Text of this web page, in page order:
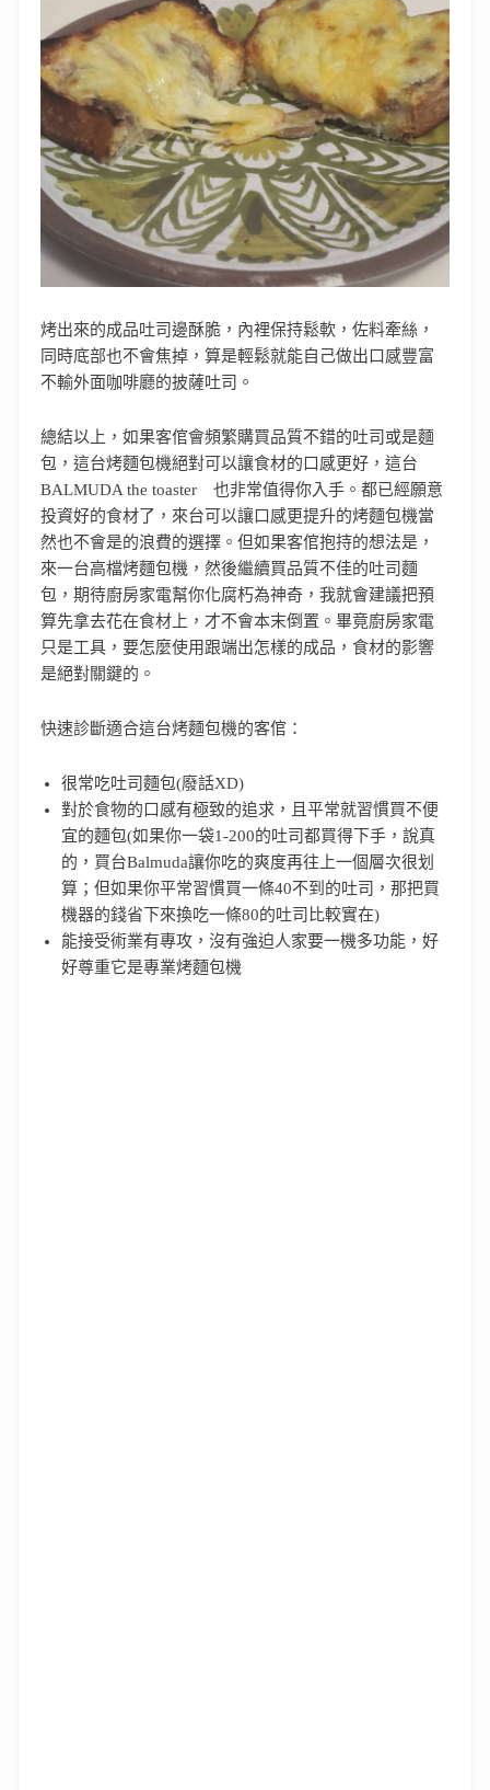
烤出來的成品吐司邊酥脆，內裡保持鬆軟，佐料牽絲，
同時底部也不會焦掉，算是輕鬆就能自己做出口感豐富
不輸外面咖啡廳的披薩吐司。
總結以上，如果客倌會頻繁購買品質不錯的吐司或是麵
包，這台烤麵包機絕對可以讓食材的口感更好，這台
BALMUDA the toaster 也非常值得你入手。都已經願意
投資好的食材了，來台可以讓口感更提升的烤麵包機當
然也不會是的浪費的選擇。但如果客倌抱持的想法是，
來一台高檔烤麵包機，然後繼續買品質不佳的吐司麵
包，期待廚房家電幫你化腐朽為神奇，我就會建議把預
算先拿去花在食材上，才不會本末倒置。畢竟廚房家電
只是工具，要怎麼使用跟端出怎樣的成品，食材的影響
是絕對關鍵的。
快速診斷適合這台烤麵包機的客倌：
很常吃吐司麵包(廢話XD)
對於食物的口感有極致的追求，且平常就習慣買不便
宜的麵包(如果你一袋1-200的吐司都買得下手，說真
的，買台Balmuda讓你吃的爽度再往上一個層次很划
算；但如果你平常習慣買一條40不到的吐司，那把買
機器的錢省下來換吃一條80的吐司比較實在)
能接受術業有專攻，沒有強迫人家要一機多功能，好
好尊重它是專業烤麵包機